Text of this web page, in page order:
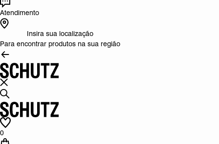
Atendimento
Insira sua localização
Para encontrar produtos na sua região
0